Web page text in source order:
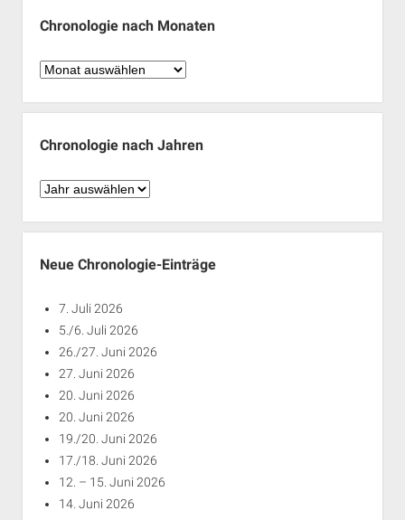
Chronologie nach Monaten
Chronologie
Monaten
Chronologie nach Jahren
Chronologie
Jahren
Neue Chronologie-Einträge
7. Juli 2026
5./6. Juli 2026
26./27. Juni 2026
27. Juni 2026
20. Juni 2026
20. Juni 2026
19./20. Juni 2026
17./18. Juni 2026
12. – 15. Juni 2026
14. Juni 2026